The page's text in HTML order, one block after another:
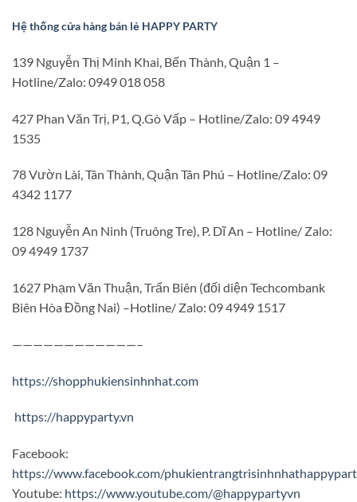
Hệ thống cửa hàng bán lẻ HAPPY PARTY
139 Nguyễn Thị Minh Khai, Bến Thành, Quận 1 –
Hotline/Zalo: 0949 018 058
427 Phan Văn Trị, P1, Q.Gò Vấp – Hotline/Zalo: 09 4949
1535
78 Vườn Lài, Tân Thành, Quận Tân Phú – Hotline/Zalo: 09
4342 1177
128 Nguyễn An Ninh (Truông Tre), P. Dĩ An – Hotline/ Zalo:
09 4949 1737
1627 Phạm Văn Thuận, Trấn Biên (đối diện Techcombank
Biên Hòa Đồng Nai) –Hotline/ Zalo: 09 4949 1517
————————————–
https://shopphukiensinhnhat.com
https://happyparty.vn
Facebook:
https://www.facebook.com/
Youtube: https://www.youtube.com/@happypartyvn